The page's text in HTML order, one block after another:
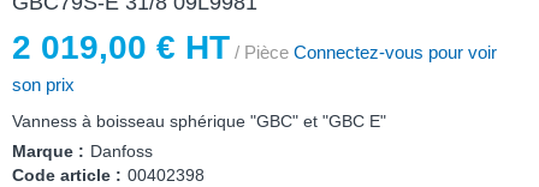
2 019,00 € HT / Pièce Connectez-vous pour voir
son prix
Vanness à boisseau sphérique "GBC" et "GBC E"
Marque : Danfoss
Code article : 00402398